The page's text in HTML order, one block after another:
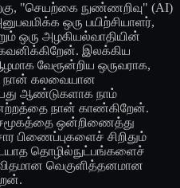
"செயற்கை நுண்ணறிவு" (AI)
ஒரு பயிற்சியாளர்,
ஒரு அழகியல்வாதியின்
இலக்கிய
வேரூன்றிய ஒருவராக,
நான் கலவையான
ஆண்டுகளாக நாம்
நான் காண்கிறேன்.
ஒன்றிணைத்து
பிணைப்புகளைச் சிறிதும்
தொழில்நுட்பங்களைச்
வெகுளித்தனமான